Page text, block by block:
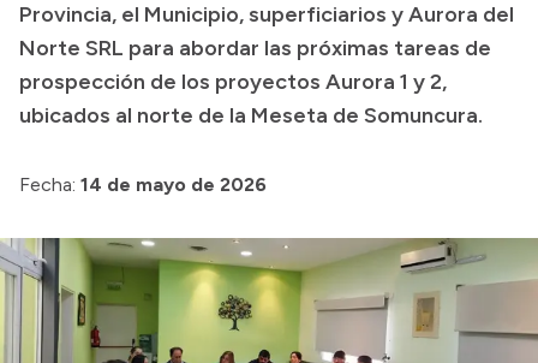
Presupuesto
Boletín Oficial
Compras y licitaciones
Consulta de pago a proveedores
Intranet
Login
Provincia, el Municipio, superficiarios y Aurora del
Norte SRL para abordar las próximas tareas de
prospección de los proyectos Aurora 1 y 2,
ubicados al norte de la Meseta de Somuncura.
Fecha: 14 de mayo de 2026